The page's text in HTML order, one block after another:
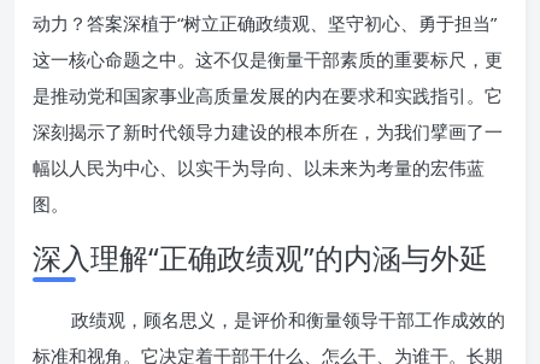
动力？答案深植于“树立正确政绩观、坚守初心、勇于担当”
这一核心命题之中。这不仅是衡量干部素质的重要标尺，更
是推动党和国家事业高质量发展的内在要求和实践指引。它
深刻揭示了新时代领导力建设的根本所在，为我们擘画了一
幅以人民为中心、以实干为导向、以未来为考量的宏伟蓝
图。
深入理解“正确政绩观”的内涵与外延
政绩观，顾名思义，是评价和衡量领导干部工作成效的
标准和视角。它决定着干部干什么、怎么干、为谁干。长期